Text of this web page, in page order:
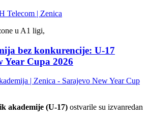
u A1 ligi,
bez konkurencije: U-17
Year Cupa 2026
akademije (U-17) ostvarile su izvanredan